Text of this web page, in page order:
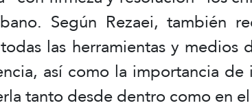
Según Rezaei, también
las herramientas y medios
así como la importancia
tanto desde dentro como en